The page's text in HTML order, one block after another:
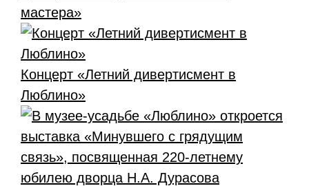
мастера»
Концерт «Летний дивертисмент в
Люблино»